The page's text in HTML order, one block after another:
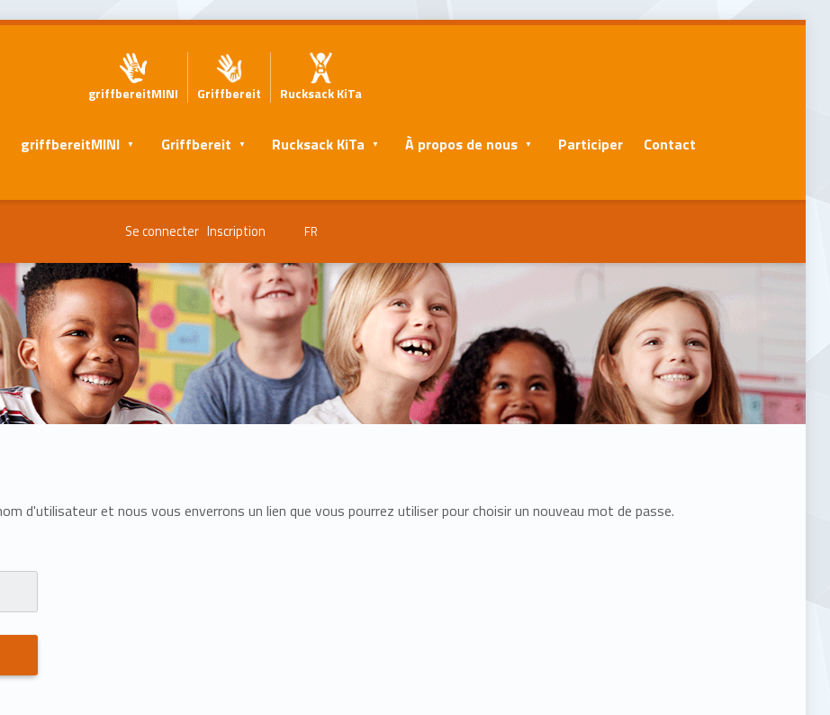
griffbereitMINI Griffbereit Rucksack KiTa
griffbereitMINI Griffbereit Rucksack KiTa À propos de nous Participer Contact
Se connecter Inscription FR
d'utilisateur et nous vous enverrons un lien que vous pourrez utiliser pour choisir un nouveau mot de passe.